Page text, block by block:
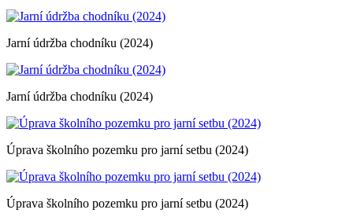
Jarní údržba chodníku (2024)
Jarní údržba chodníku (2024)
Úprava školního pozemku pro jarní setbu (2024)
Úprava školního pozemku pro jarní setbu (2024)